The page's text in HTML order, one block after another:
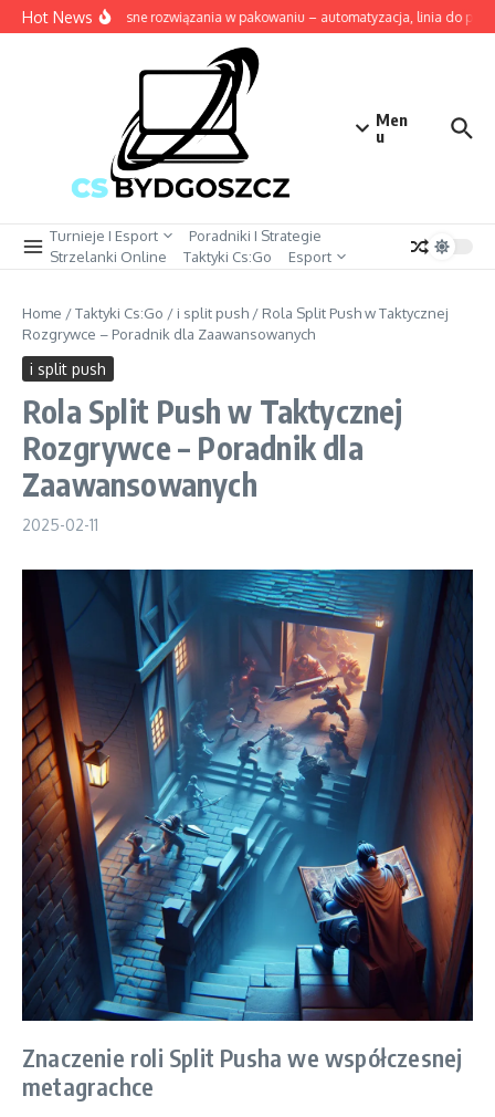
Przejdź do treści
Hot NewsNowoczesne rozwiązania w pakowaniu – automatyzacja, linia do
Men
u
Turnieje I Esport
Poradniki I Strategie
Strzelanki Online
Taktyki Cs:Go Esport
Home /Taktyki Cs:Go / i split push / Rola Split Push w Taktycznej
Rozgrywce – Poradnik dla Zaawansowanych
i split push
Rola Split Push w Taktycznej
Rozgrywce – Poradnik dla
Zaawansowanych
2025-02-11
Znaczenie roli Split Pusha we współczesnej
metagrachce